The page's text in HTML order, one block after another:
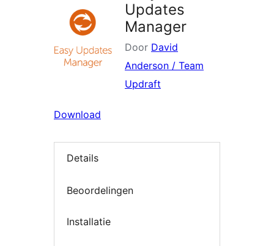
Updates
Manager
Door David
Anderson / Team
Updraft
Download
Details
Beoordelingen
Installatie